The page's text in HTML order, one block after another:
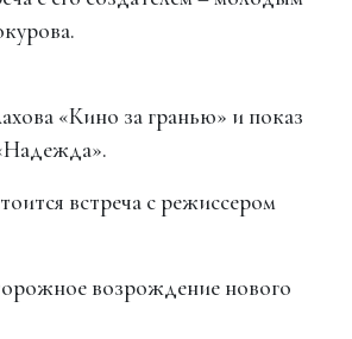
«Кино за гранью» и показ
встреча с режиссером
возрождение нового